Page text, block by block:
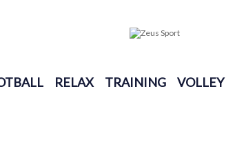
RELAX TRAINING VOLLEY